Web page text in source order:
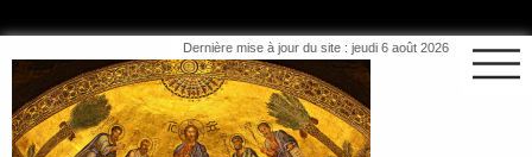
Dernière mise à jour du site : jeudi 6 août 2026